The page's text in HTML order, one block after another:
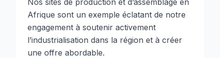
Nos sites de production et d’assemblage en
Afrique sont un exemple éclatant de notre
engagement à soutenir activement
l’industrialisation dans la région et à créer
une offre abordable.